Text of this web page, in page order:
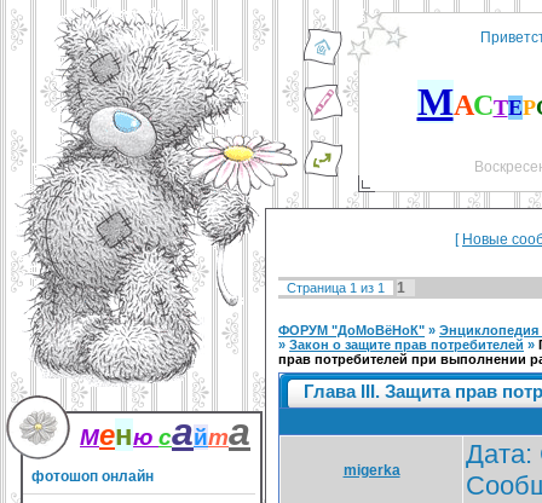
Меню сайта
фотошоп онлайн
МАСТЕР
[ Новые
Страница 1 из 1 1
ФОРУМ "ДоМоВёНоК" » Энциклопедия
» Закон о защите прав потребителей »
прав потребителей при выполнении
Глава III. Защита прав
migerka
Дата: